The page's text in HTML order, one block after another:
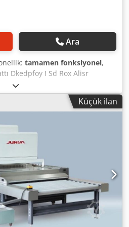
Ara
tamamen fonksiyonel,
Dkedpfoy I Sd Rox Alisr
Otoklav – 2007 model LISEC
– 2015 model Temiz Oda
Küçük ilan